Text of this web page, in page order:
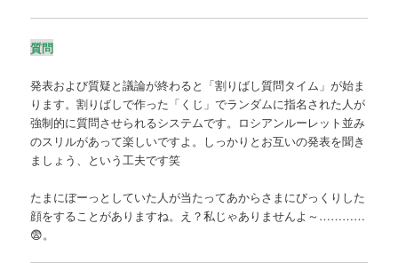
質問
発表および質疑と議論が終わると「割りばし質問タイム」が始ま
ります。割りばしで作った「くじ」でランダムに指名された人が
強制的に質問させられるシステムです。ロシアンルーレット並み
のスリルがあって楽しいですよ。しっかりとお互いの発表を聞き
ましょう、という工夫です笑
たまにぼーっとしていた人が当たってあからさまにびっくりした
顔をすることがありますね。え？私じゃありませんよ～…………
😨。